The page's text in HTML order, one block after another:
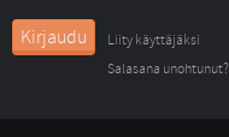
Kirjaudu
Liity käyttäjäksi
Salasana unohtunut?